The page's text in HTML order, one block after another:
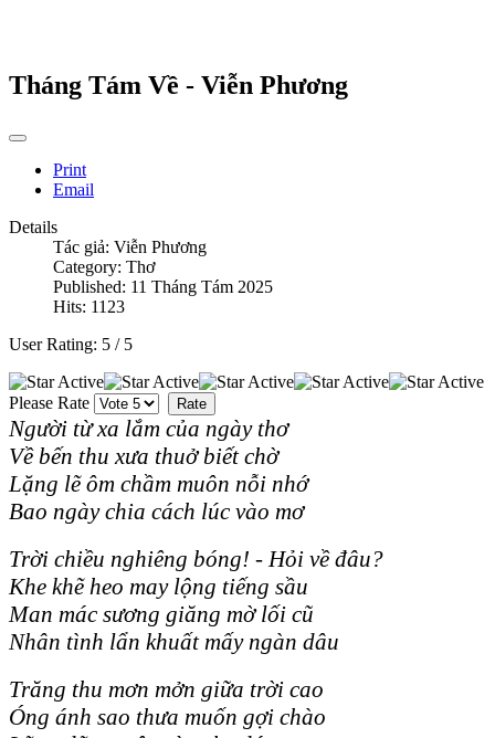
Tháng Tám Về - Viễn Phương
Print
Email
Details
Tác giả: Viễn Phương
Category: Thơ
Published: 11 Tháng Tám 2025
Hits: 1123
User Rating: 5 / 5
Please Rate
Người từ xa lắm của ngày thơ
Về bến thu xưa thuở biết chờ
Lặng lẽ ôm chầm muôn nỗi nhớ
Bao ngày chia cách lúc vào mơ
Trời chiều nghiêng bóng! - Hỏi về đâu?
Khe khẽ heo may lộng tiếng sầu
Man mác sương giăng mờ lối cũ
Nhân tình lẩn khuất mấy ngàn dâu
Trăng thu mơn mởn giữa trời cao
Óng ánh sao thưa muốn gợi chào